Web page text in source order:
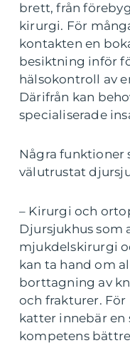
brett, från
kirurgi. För
kontakten en
besiktning inför
hälsokontroll av
Därifrån kan
specialiserade
Några funktioner
välutrustat
– Kirurgi och
Djursjukhus som
mjukdelskirurgi
kan ta hand om
borttagning av
och frakturer.
katter innebär
kompetens